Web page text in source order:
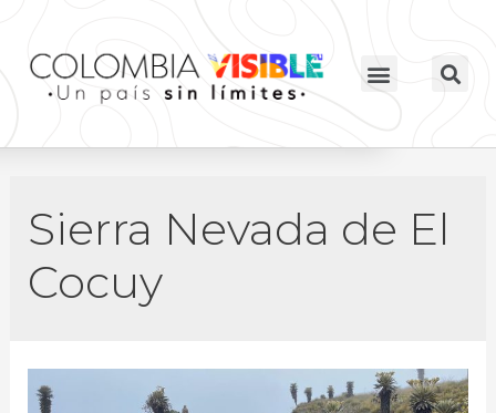
Sierra Nevada de El
Cocuy